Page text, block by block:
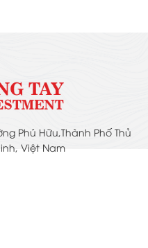
Phú Hữu,Thành Phố Thủ
Việt Nam